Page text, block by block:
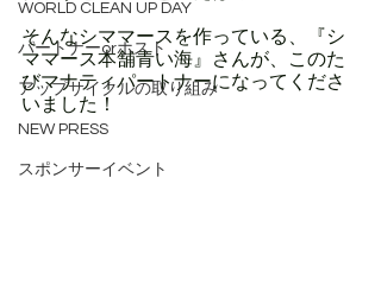
WORLD CLEAN UP DAY
パートナーorホスト
アップサイクルの取り組み
NEW PRESS
スポンサーイベント
そんなシママースを作っている、『シ
ママース本舗青い海』さんが、このた
びマナティパートナーになってくださ
いました！